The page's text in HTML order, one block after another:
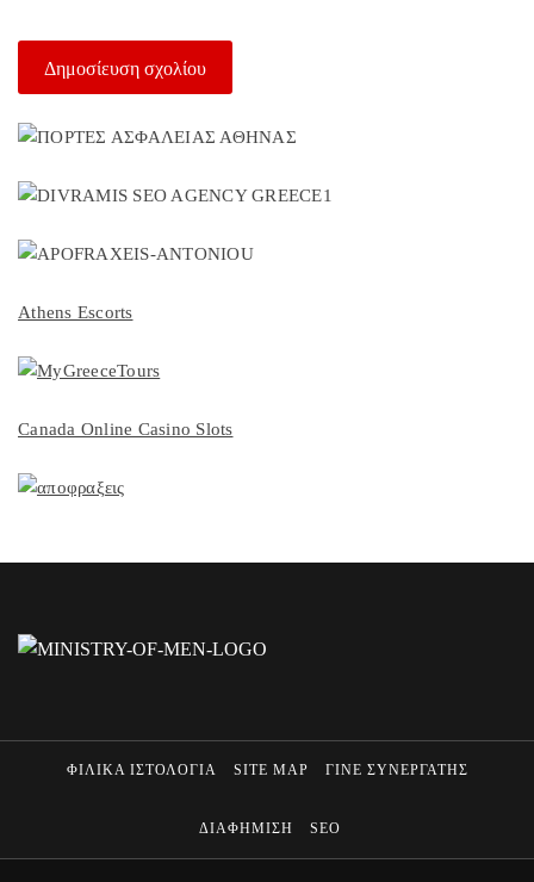
Athens Escorts
Canada Online Casino Slots
ΦΙΛΙΚΑ ΙΣΤΟΛΟΓΙΑ SITE MAP ΓΙΝΕ ΣΥΝΕΡΓΑΤΗΣ
ΔΙΑΦΗΜΙΣΗ SEO